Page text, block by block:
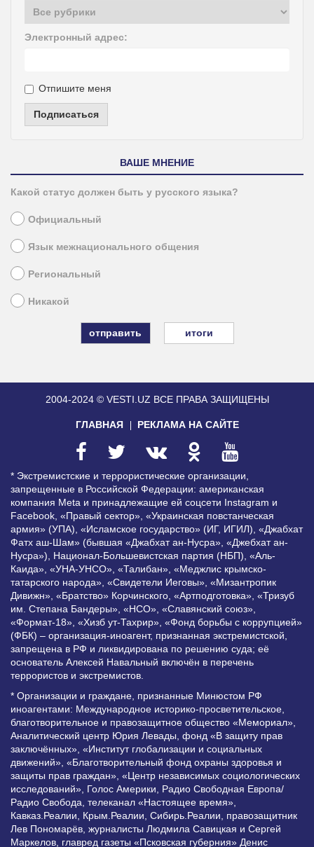
Электронный адрес:
Отпишите меня
Подписаться
ВАШЕ МНЕНИЕ
Какой статус должен быть у русского языка?
Официальный
Язык межнационального общения
Региональный
Никакой
итоги
2004-2024 © VESTI.UZ ВСЕ ПРАВА ЗАЩИЩЕНЫ
ГЛАВНАЯ РЕКЛАМА НА САЙТЕ
* Экстремистские и террористические организации,
запрещенные в Российской Федерации: американская
компания Meta и принадлежащие ей соцсети Instagram и
Facebook, «Правый сектор», «Украинская повстанческая
армия» (УПА), «Исламское государство» (ИГ, ИГИЛ), «Джабхат
Фатх аш-Шам» (бывшая «Джабхат ан-Нусра», «Джебхат ан-
Нусра»), Национал-Большевистская партия (НБП), «Аль-
Каида», «УНА-УНСО», «Талибан», «Меджлис крымско-
татарского народа», «Свидетели Иеговы», «Мизантропик
Дивижн», «Братство» Корчинского, «Артподготовка», «Тризуб
им. Степана Бандеры», «НСО», «Славянский союз»,
«Формат-18», «Хизб ут-Тахрир», «Фонд борьбы с коррупцией»
(ФБК) – организация-иноагент, признанная экстремистской,
запрещена в РФ и ликвидирована по решению суда; её
основатель Алексей Навальный включён в перечень
террористов и экстремистов.
* Организации и граждане, признанные Минюстом РФ
иноагентами: Международное историко-просветительское,
благотворительное и правозащитное общество «Мемориал»,
Аналитический центр Юрия Левады, фонд «В защиту прав
заключённых», «Институт глобализации и социальных
движений», «Благотворительный фонд охраны здоровья и
защиты прав граждан», «Центр независимых социологических
исследований», Голос Америки, Радио Свободная Европа/
Радио Свобода, телеканал «Настоящее время»,
Кавказ.Реалии, Крым.Реалии, Сибирь.Реалии, правозащитник
Лев Пономарёв, журналисты Людмила Савицкая и Сергей
Маркелов, главред газеты «Псковская губерния» Денис